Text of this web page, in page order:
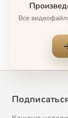
9
11
12
Все